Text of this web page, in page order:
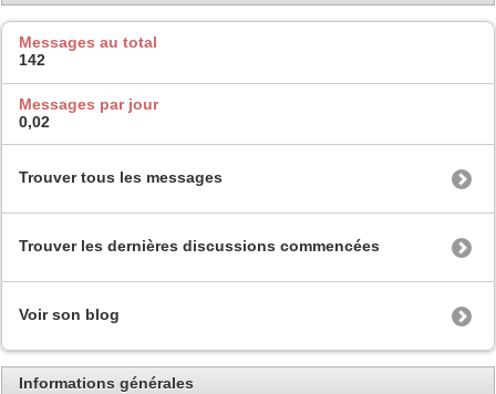
Messages au total
142
Messages par jour
0,02
Trouver tous les messages
Trouver les dernières discussions commencées
Voir son blog
Informations générales